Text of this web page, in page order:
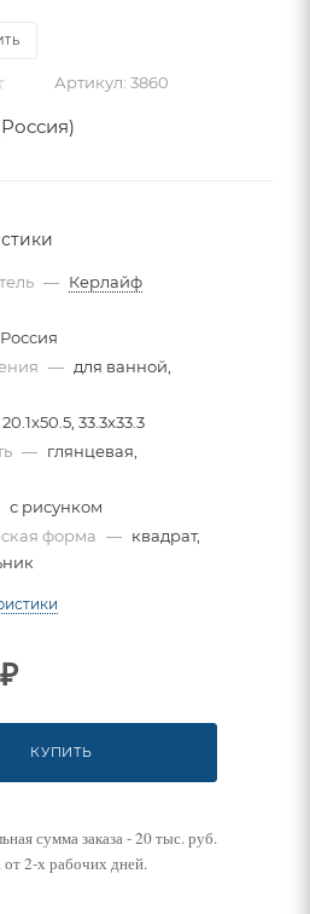
Артикул: 3860
— Керлайф
Россия
— для ванной,
20.1x50.5, 33.3x33.3
— глянцевая,
с рисунком
форма — квадрат,
КУПИТЬ
сумма заказа - 20 тыс. руб.
от 2-х рабочих дней.